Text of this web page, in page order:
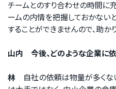
チームとのすり合わせの時間に
ームの内情を把握しておかない
することができませんので、助か
山内 今後、どのような企業に
林 自社の依頼は物量が多くな